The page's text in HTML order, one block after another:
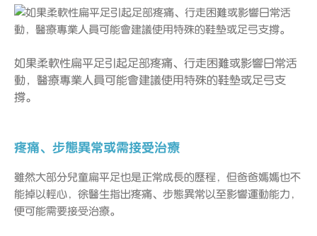
如果柔軟性扁平足引起足部疼痛、行走困難或影響日常活
動，醫療專業人員可能會建議使用特殊的鞋墊或足弓支
撐。
疼痛、步態異常或需接受治療
雖然大部分兒童扁平足也是正常成長的歷程，但爸爸媽媽也不
能掉以輕心，徐醫生指出疼痛、步態異常以至影響運動能力，
便可能需要接受治療。